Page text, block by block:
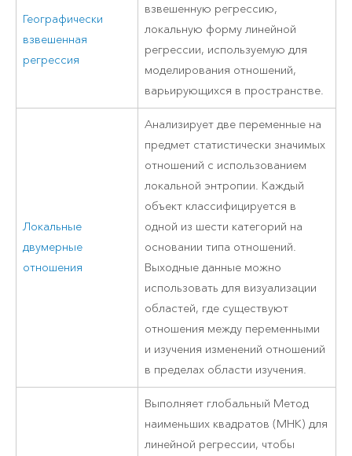
Географически
взвешенная
регрессия
взвешенную регрессию,
локальную форму линейной
регрессии, используемую для
моделирования отношений,
варьирующихся в пространстве.
Локальные
двумерные
отношения
Анализирует две переменные на
предмет статистически значимых
отношений с использованием
локальной энтропии. Каждый
объект классифицируется в
одной из шести категорий на
основании типа отношений.
Выходные данные можно
использовать для визуализации
областей, где существуют
отношения между переменными
и изучения изменений отношений
в пределах области изучения.
Выполняет глобальный Метод
наименьших квадратов (МНК) для
линейной регрессии, чтобы